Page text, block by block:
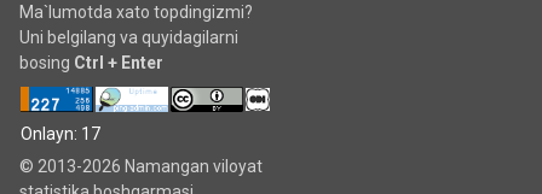
Ma`lumotda xato topdingizmi?
Uni belgilang va quyidagilarni
bosing Ctrl + Enter
Onlayn: 17
© 2013-2026 Namangan viloyat